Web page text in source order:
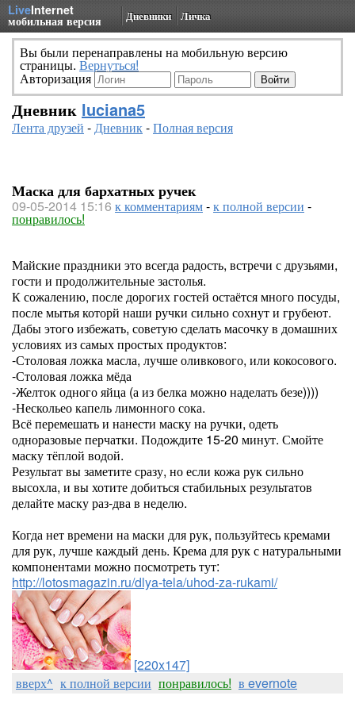
LiveInternet
мобильная версия Дневники Личка
Вы были перенаправлены на мобильную версию
страницы. Вернуться!
Авторизация
Дневник luciana5
Лента друзей -Дневник-Полная версия
Маска для бархатных ручек
09-05-2014 15:16 к комментариям-к полной версии -
понравилось!
Майские праздники это всегда радость, встречи с друзьями,
гости и продолжительные застолья.
К сожалению, после дорогих гостей остаётся много посуды,
после мытья которй наши ручки сильно сохнут и грубеют.
Дабы этого избежать, советую сделать масочку в домашних
условиях из самых простых продуктов:
-Столовая ложка масла, лучше оливкового, или кокосового.
-Столовая ложка мёда
-Желток одного яйца (а из белка можно наделать безе))))
-Нескольео капель лимонного сока.
Всё перемешать и нанести маску на ручки, одеть
одноразовые перчатки. Подождите 15-20 минут. Смойте
маску тёплой водой.
Результат вы заметите сразу, но если кожа рук сильно
высохла, и вы хотите добиться стабильных результатов
делайте маску раз-два в неделю.
Когда нет времени на маски для рук, пользуйтесь кремами
для рук, лучше каждый день. Крема для рук с натуральными
компонентами можно посмотреть тут:
http://lotosmagazin.ru/dlya-tela/uhod-za-rukami/
[220x147]
вверх^ к полной версии понравилось! в evernote